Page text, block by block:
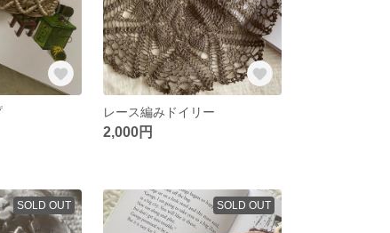
レース編みドイリー
2,000円
SOLD OUT SOLD OUT